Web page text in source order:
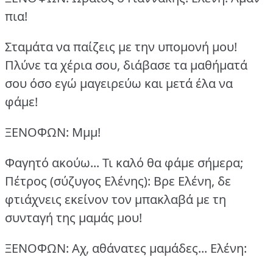
πια!
Σταμάτα να παίζεις με την υπομονή μου!
Πλύνε τα χέρια σου, διάβασε τα μαθήματά
σου όσο εγώ μαγειρεύω και μετά έλα να
φάμε!
ΞΕΝΟΦΩΝ: Μμμ!
Φαγητό ακούω... Τι καλό θα φάμε σήμερα;
Πέτρος (σύζυγος Ελένης): Βρε Ελένη, δε
φτιάχνεις εκείνον τον μπακλαβά με τη
συνταγή της μαμάς μου!
ΞΕΝΟΦΩΝ: Αχ, αθάνατες μαμάδες... Ελένη: